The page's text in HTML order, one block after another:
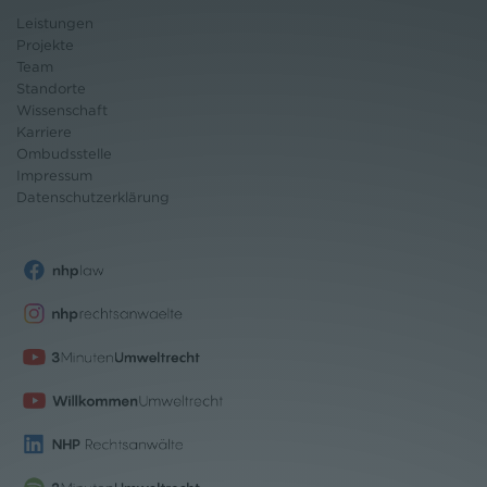
Leistungen
Projekte
Team
Standorte
Wissenschaft
Karriere
Ombudsstelle
Impressum
Datenschutzerklärung